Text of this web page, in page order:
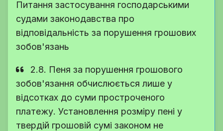
Питання застосування господарськими
судами законодавства про
відповідальність за порушення грошових
зобов'язань
2.8. Пеня за порушення грошового
зобов'язання обчислюється лише у
відсотках до суми простроченого
платежу. Установлення розміру пені у
твердій грошовій сумі законом не